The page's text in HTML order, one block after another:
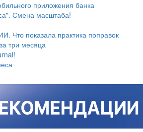
приложения банка
Смена масштаба!
Что показала практика поправок
три месяца